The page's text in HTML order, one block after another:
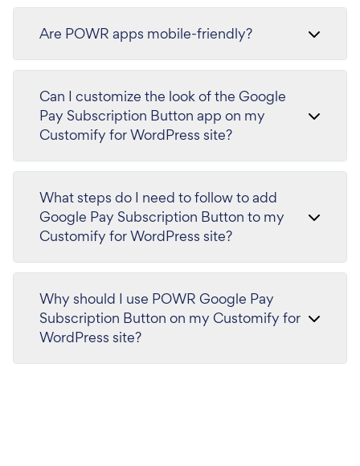
Are POWR apps mobile-friendly?
Can I customize the look of the Google
Pay Subscription Button app on my
Customify for WordPress site?
What steps do I need to follow to add
Google Pay Subscription Button to my
Customify for WordPress site?
Why should I use POWR Google Pay
Subscription Button on my Customify for
WordPress site?